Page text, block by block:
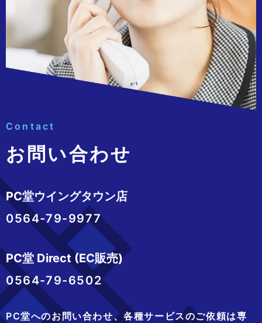
Contact
お問い合わせ
PC堂ウイングタウン店
0564-79-9977
PC堂 Direct (EC販売)
0564-79-6502
PC堂へのお問い合わせ、各種サービスのご依頼は専